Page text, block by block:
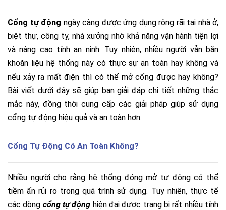
Cổng tự động ngày càng được ứng dụng rộng rãi tại nhà ở,
biệt thự, công ty, nhà xưởng nhờ khả năng vận hành tiện lợi
và nâng cao tính an ninh. Tuy nhiên, nhiều người vẫn băn
khoăn liệu hệ thống này có thực sự an toàn hay không và
nếu xảy ra mất điện thì có thể mở cổng được hay không?
Bài viết dưới đây sẽ giúp bạn giải đáp chi tiết những thắc
mắc này, đồng thời cung cấp các giải pháp giúp sử dụng
cổng tự động hiệu quả và an toàn hơn.
Cổng Tự Động Có An Toàn Không?
Nhiều người cho rằng hệ thống đóng mở tự động có thể
tiềm ẩn rủi ro trong quá trình sử dụng. Tuy nhiên, thực tế
các dòng cổng tự động hiện đại được trang bị rất nhiều tính